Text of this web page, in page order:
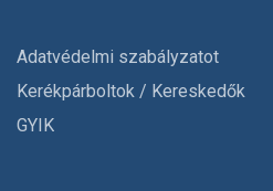
Adatvédelmi szabályzatot
Kerékpárboltok / Kereskedők
GYIK